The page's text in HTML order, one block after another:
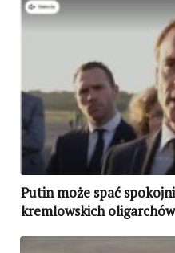
Putin może spać
kremlowskich oligarchów